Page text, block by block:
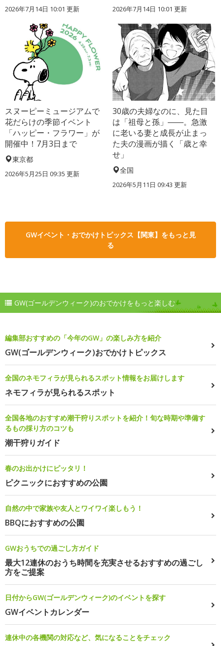
2026年7月14日 10:01 更新 2026年7月14日 10:01 更新
スヌーピーミュージアムで
花だらけの季節イベント
「ハッピー・フラワー」が
開催中！7月3日まで
東京都
2026年5月25日 09:35 更新
30歳の夫婦なのに、見た目
は「祖母と孫」――。急激
に老いる妻と成長が止まっ
た夫の漫画が描く「歳と幸
せ」
全国
2026年5月11日 09:43 更新
GWイベント・おでかけトピックス【関東】をもっと見
る
GW(ゴールデンウィーク)のおでかけをもっと楽しむ
編集部おすすめの「今年のGW」の楽しみ方を紹介
GW(ゴールデンウィーク)おでかけトピックス
全国のネモフィラが見られるスポット情報をお届けします
ネモフィラが見られるスポット
全国各地のおすすめ潮干狩りスポットを紹介！旬な時期や準備す
るもの採り方のコツも
潮干狩りガイド
春のお出かけにピッタリ！
ピクニックにおすすめの公園
自然の中で家族や友人とワイワイ楽しもう！
BBQにおすすめの公園
GWおうちでの過ごし方ガイド
最大12連休のおうち時間を充実させるおすすめの過ごし
方をご提案
日付からGW(ゴールデンウィーク)のイベントを探す
GWイベントカレンダー
連休中の各機関の対応など、気になることをチェック